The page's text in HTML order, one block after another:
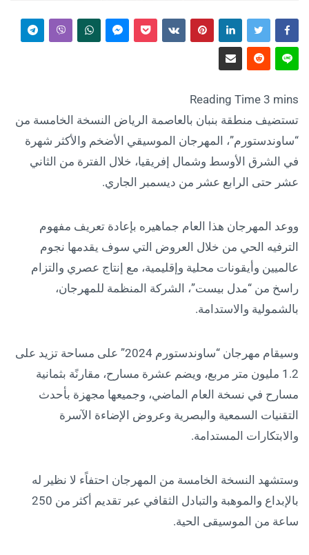
تستضيف منطقة بنبان بالعاصمة الرياض النسخة الخامسة من
“ساوندستورم”، المهرجان الموسيقي الأضخم والأكثر شهرة
في الشرق الأوسط وشمال إفريقيا، خلال الفترة من الثاني
عشر حتى الرابع عشر من ديسمبر الجاري.
ووعد المهرجان هذا العام جماهيره بإعادة تعريف مفهوم
الترفيه الحي من خلال العروض التي سوف يقدمها نجوم
عالميين وأيقونات محلية وإقليمية، مع إنتاج عصري والتزام
راسخ من “مدل بيست”، الشركة المنظمة للمهرجان،
بالشمولية والاستدامة.
وسيقام مهرجان “ساوندستورم 2024” على مساحة تزيد على
1.2 مليون متر مربع، ويضم عشرة مسارح، مقارنًة بثمانية
مسارح في نسخة العام الماضي، وجميعها مجهزة بأحدث
التقنيات السمعية والبصرية وعروض الإضاءة الآسرة
والابتكارات المستدامة.
وستشهد النسخة الخامسة من المهرجان احتفاًء لا نظير له
بالإبداع والموهبة والتبادل الثقافي عبر تقديم أكثر من 250
ساعة من الموسيقى الحية.